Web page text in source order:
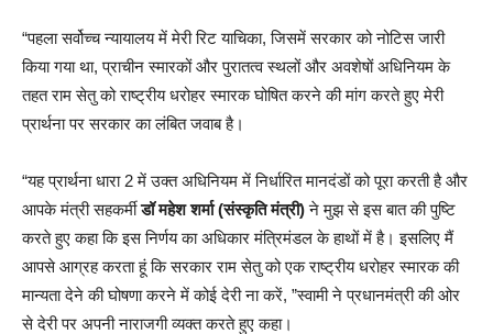
“पहला सर्वोच्च न्यायालय में मेरी रिट याचिका, जिसमें सरकार को नोटिस जारी
किया गया था, प्राचीन स्मारकों और पुरातत्व स्थलों और अवशेषों अधिनियम के
तहत राम सेतु को राष्ट्रीय धरोहर स्मारक घोषित करने की मांग करते हुए मेरी
प्रार्थना पर सरकार का लंबित जवाब है।
“यह प्रार्थना धारा 2 में उक्त अधिनियम में निर्धारित मानदंडों को पूरा करती है और
आपके मंत्री सहकर्मीडॉ महेश शर्मा (संस्कृति मंत्री)ने मुझ से इस बात की पुष्टि
करते हुए कहा कि इस निर्णय का अधिकार मंत्रिमंडल के हाथों में है। इसलिए मैं
आपसे आग्रह करता हूं कि सरकार राम सेतु को एक राष्ट्रीय धरोहर स्मारक की
मान्यता देने की घोषणा करने में कोई देरी ना करें, ”स्वामी ने प्रधानमंत्री की ओर
से देरी पर अपनी नाराजगी व्यक्त करते हुए कहा।